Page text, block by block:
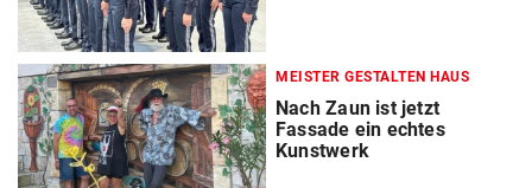
MEISTER GESTALTEN HAUS
Nach Zaun ist jetzt
Fassade ein echtes
Kunstwerk